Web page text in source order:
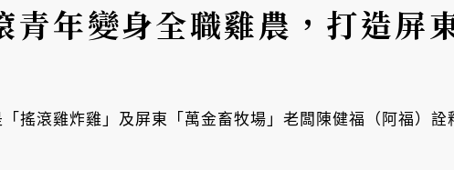
年變身全職雞農，打造屏
滾雞炸雞」及屏東「萬金畜牧場」老闆陳健福（阿福）詮